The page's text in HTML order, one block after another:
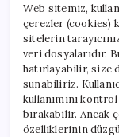
Web sitemiz,
çerezler (cookies)
sitelerin
veri dosyalarıdır.
hatırlayabilir, size
sunabiliriz.
kullanımını
bırakabilir. Ancak
özelliklerinin